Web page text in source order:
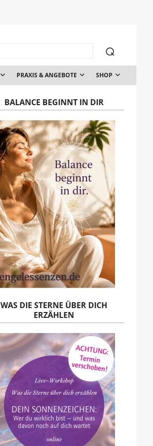
PRAXIS & ANGEBOTE SHOP
BALANCE BEGINNT IN DIR
WAS DIE STERNE ÜBER DICH
ERZÄHLEN